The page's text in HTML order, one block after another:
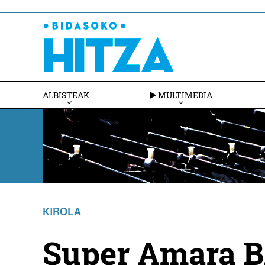
ALBISTEAK MULTIMEDIA
KIROLA
Super Amara